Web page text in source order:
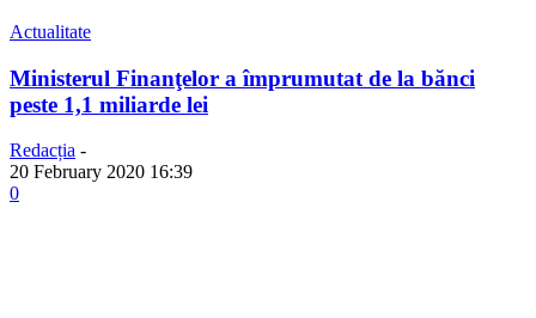
Actualitate
Ministerul Finanţelor a împrumutat de la bănci
peste 1,1 miliarde lei
Redacția -
20 February 2020 16:39
0